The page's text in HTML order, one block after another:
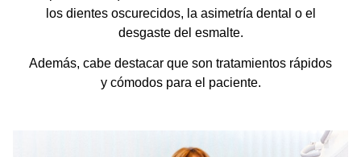
los dientes oscurecidos, la asimetría dental o el
desgaste del esmalte.
Además, cabe destacar que son tratamientos rápidos
y cómodos para el paciente.